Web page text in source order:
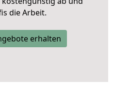
die Arbeit.
erhalten